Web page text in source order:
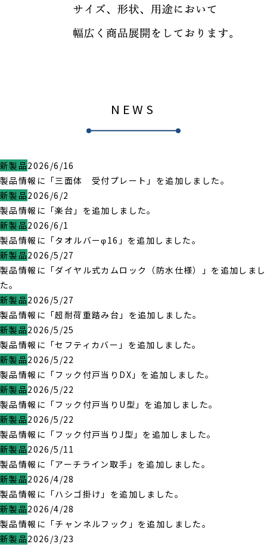
NEWS
新製品2026/6/16
製品情報に「三面体 受付プレート」を追加しました。
新製品2026/6/2
製品情報に「楽台」を追加しました。
新製品2026/6/1
製品情報に「タオルバーφ16」を追加しました。
新製品2026/5/27
製品情報に「ダイヤル式カムロック（防水仕様）」を追加しまし
た。
新製品2026/5/27
製品情報に「超耐荷重踏み台」を追加しました。
新製品2026/5/25
製品情報に「セフティカバー」を追加しました。
新製品2026/5/22
製品情報に「フック付戸当りDX」を追加しました。
新製品2026/5/22
製品情報に「フック付戸当りU型」を追加しました。
新製品2026/5/22
製品情報に「フック付戸当りJ型」を追加しました。
新製品2026/5/11
製品情報に「アーチライン取手」を追加しました。
新製品2026/4/28
製品情報に「ハシゴ掛け」を追加しました。
新製品2026/4/28
製品情報に「チャンネルフック」を追加しました。
新製品2026/3/23